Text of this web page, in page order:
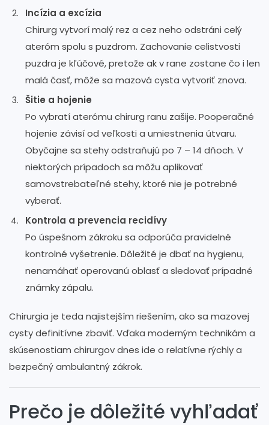
Incízia a excízia
Chirurg vytvorí malý rez a cez neho odstráni celý
ateróm spolu s puzdrom. Zachovanie celistvosti
puzdra je kľúčové, pretože ak v rane zostane čo i len
malá časť, môže sa mazová cysta vytvoriť znova.
Šitie a hojenie
Po vybratí aterómu chirurg ranu zašije. Pooperačné
hojenie závisí od veľkosti a umiestnenia útvaru.
Obyčajne sa stehy odstraňujú po 7 – 14 dňoch. V
niektorých prípadoch sa môžu aplikovať
samovstrebateľné stehy, ktoré nie je potrebné
vyberať.
Kontrola a prevencia recidívy
Po úspešnom zákroku sa odporúča pravidelné
kontrolné vyšetrenie. Dôležité je dbať na hygienu,
nenamáhať operovanú oblasť a sledovať prípadné
známky zápalu.
Chirurgia je teda najistejším riešením, ako sa mazovej
cysty definitívne zbaviť. Vďaka moderným technikám a
skúsenostiam chirurgov dnes ide o relatívne rýchly a
bezpečný ambulantný zákrok.
Prečo je dôležité vyhľadať